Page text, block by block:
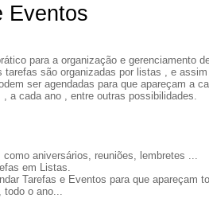
Eventos
para a organização e gerenciamento
tarefas são organizadas por listas , e assim
ser agendadas para que apareçam a
a cada ano , entre outras possibilidades.
aniversários, reuniões, lembretes ...
em Listas.
Tarefas e Eventos para que apareçam
todo o ano...